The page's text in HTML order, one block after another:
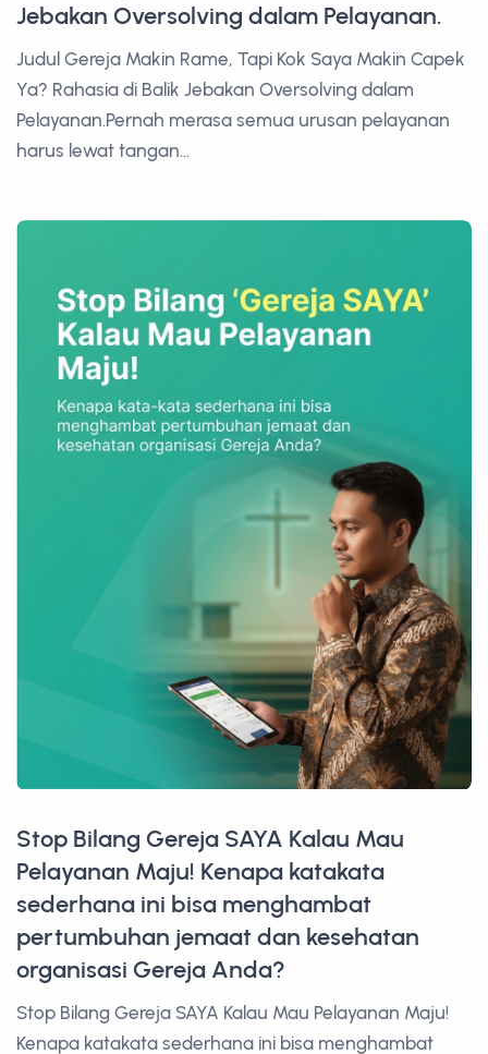
Jebakan Oversolving dalam Pelayanan.
Judul Gereja Makin Rame, Tapi Kok Saya Makin Capek
Ya? Rahasia di Balik Jebakan Oversolving dalam
Pelayanan.Pernah merasa semua urusan pelayanan
harus lewat tangan...
Stop Bilang Gereja SAYA Kalau Mau
Pelayanan Maju! Kenapa katakata
sederhana ini bisa menghambat
pertumbuhan jemaat dan kesehatan
organisasi Gereja Anda?
Stop Bilang Gereja SAYA Kalau Mau Pelayanan Maju!
Kenapa katakata sederhana ini bisa menghambat